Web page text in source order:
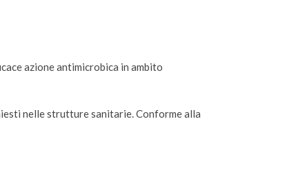
azione antimicrobica in ambito
nelle strutture sanitarie. Conforme alla